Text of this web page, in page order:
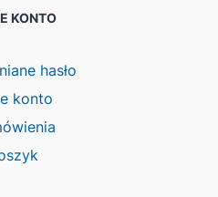
KONTO
hasło
konto